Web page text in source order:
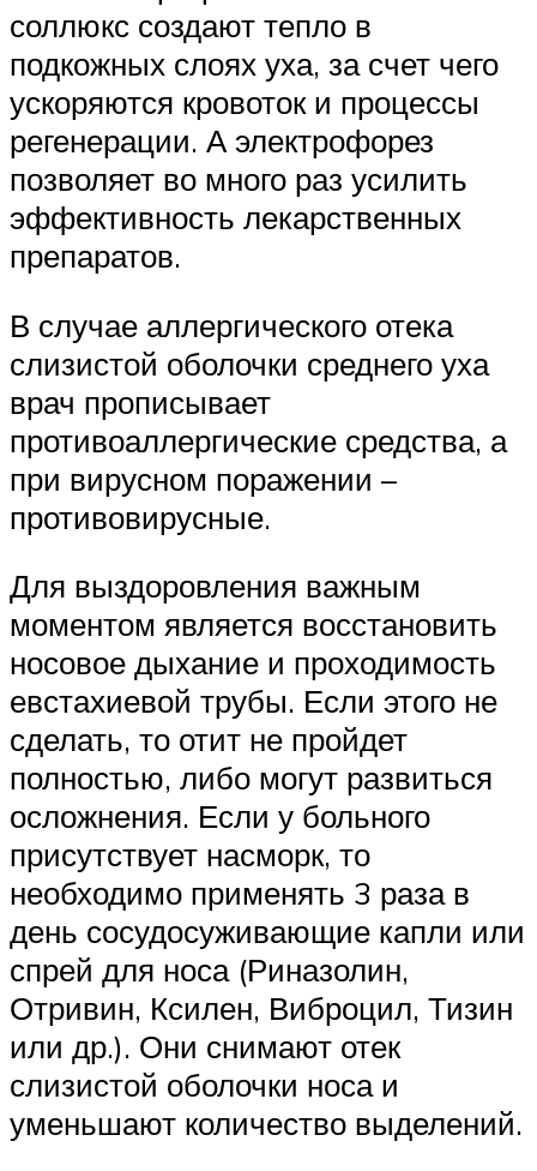
соллюкс создают тепло в
подкожных слоях уха, за счет чего
ускоряются кровоток и процессы
регенерации. А электрофорез
позволяет во много раз усилить
эффективность лекарственных
препаратов.
В случае аллергического отека
слизистой оболочки среднего уха
врач прописывает
противоаллергические средства, а
при вирусном поражении –
противовирусные.
Для выздоровления важным
моментом является восстановить
носовое дыхание и проходимость
евстахиевой трубы. Если этого не
сделать, то отит не пройдет
полностью, либо могут развиться
осложнения. Если у больного
присутствует насморк, то
необходимо применять 3 раза в
день сосудосуживающие капли или
спрей для носа (Риназолин,
Отривин, Ксилен, Виброцил, Тизин
или др.). Они снимают отек
слизистой оболочки носа и
уменьшают количество выделений.